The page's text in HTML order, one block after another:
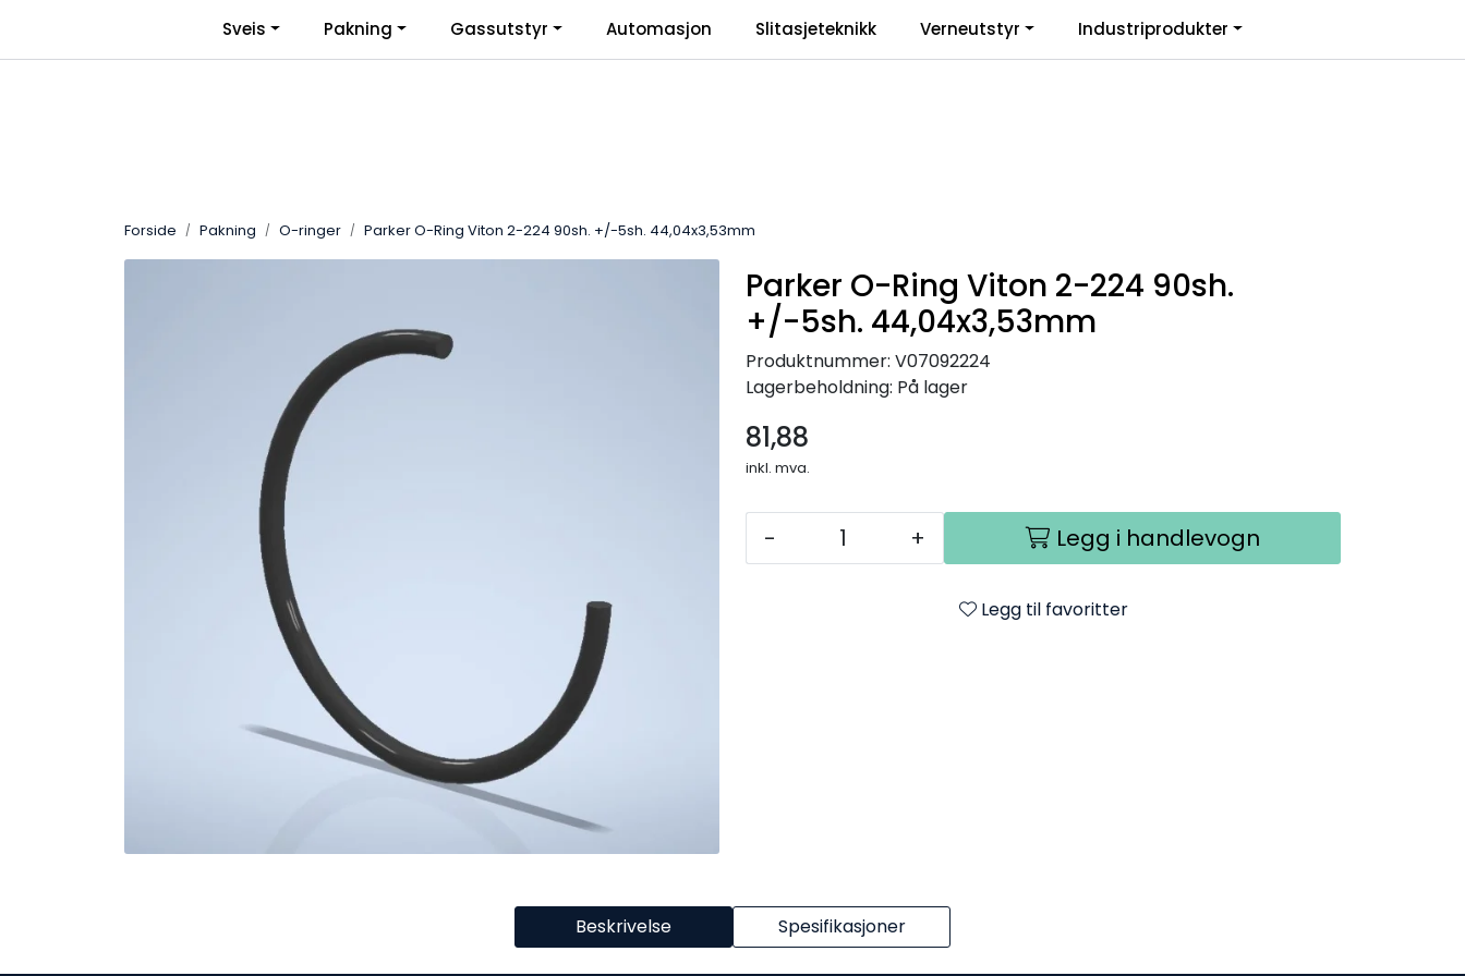
| Bli Bedriftskunde inkl. mva. Informasjon Favoritter
Sveis Pakning Gassutstyr Automasjon Slitasjeteknikk Verneutstyr Industriprodukter
Forside Pakning O-ringer Parker O-Ring Viton 2-224 90sh. +/-5sh. 44,04x3,53mm
Parker O-Ring Viton 2-224 90sh.
+/-5sh. 44,04x3,53mm
Produktnummer: V07092224
Lagerbeholdning: På lager
81,88
inkl. mva.
- + Legg i handlevogn
Legg til favoritter
Beskrivelse Spesifikasjoner